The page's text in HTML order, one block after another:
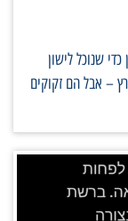
שנוכל לישון
– אבל הם זקוקים